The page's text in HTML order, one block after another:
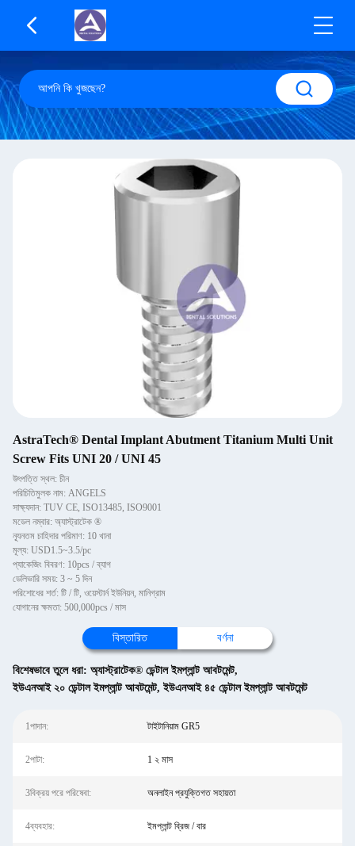
AstraTech® Dental Implant Abutment Titanium Multi Unit
Screw Fits UNI 20 / UNI 45
উৎপত্তি স্থল: চীন
পরিচিতিমুলক নাম: ANGELS
সাক্ষ্যদান: TUV CE, ISO13485, ISO9001
মডেল নম্বার: অ্যাস্ট্রাটেক ®
ন্যূনতম চাহিদার পরিমাণ: 10 খানা
মূল্য: USD1.5~3.5/pc
প্যাকেজিং বিবরণ: 10pcs / ব্যাগ
ডেলিভারি সময়: 3 ~ 5 দিন
পরিশোধের শর্ত: টি / টি, ওয়েস্টার্ন ইউনিয়ন, মানিগ্রাম
যোগানের ক্ষমতা: 500,000pcs / মাস
বিস্তারিত বর্ণনা
বিশেষভাবে তুলে ধরা: অ্যাস্ট্রাটেক® ডেন্টাল ইমপ্লান্ট আবটমেন্ট,
ইউএনআই ২০ ডেন্টাল ইমপ্লান্ট আবটমেন্ট, ইউএনআই ৪৫ ডেন্টাল ইমপ্লান্ট আবটমেন্ট
1পাদান: টাইটানিয়াম GR5
2পাটা: 1 ২ মাস
3বিক্রয় পরে পরিষেবা: অনলাইন প্রযুক্তিগত সহায়তা
4ব্যবহার: ইমপ্লান্ট ব্রিজ / বার